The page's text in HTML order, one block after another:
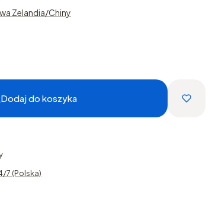
Zelandia/Chiny
Dodaj do koszyka
7 (Polska)